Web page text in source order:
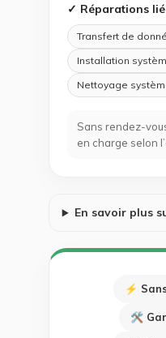
✓ Réparations
Transfert de
Installation
Nettoyage
Sans rendez-
en charge selon
En savoir plus
⚡
🛠